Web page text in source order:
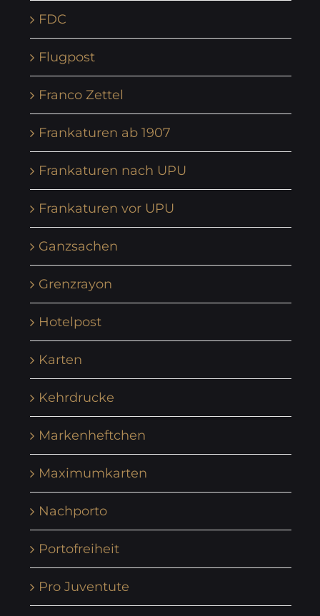
FDC
Flugpost
Franco Zettel
Frankaturen ab 1907
Frankaturen nach UPU
Frankaturen vor UPU
Ganzsachen
Grenzrayon
Hotelpost
Karten
Kehrdrucke
Markenheftchen
Maximumkarten
Nachporto
Portofreiheit
Pro Juventute